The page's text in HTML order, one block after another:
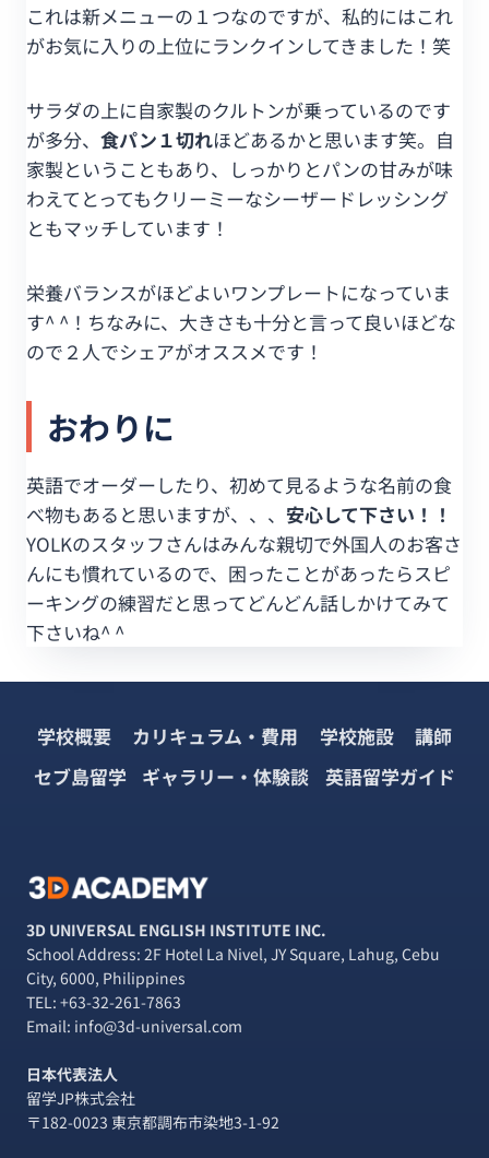
これは新メニューの１つなのですが、私的にはこれ
がお気に入りの上位にランクインしてきました！笑
サラダの上に自家製のクルトンが乗っているのです
が多分、 食パン１切れほどあるかと思います笑。自
家製ということもあり、しっかりとパンの甘みが味
わえてとってもクリーミーなシーザードレッシング
ともマッチしています！
栄養バランスがほどよいワンプレートになっていま
す^ ^！ちなみに、大きさも十分と言って良いほどな
ので２人でシェアがオススメです！
おわりに
英語でオーダーしたり、初めて見るような名前の食
べ物もあると思いますが、、、 安心して下さい！！
YOLKのスタッフさんはみんな親切で外国人のお客さ
んにも慣れているので、困ったことがあったらスピ
ーキングの練習だと思ってどんどん話しかけてみて
下さいね^ ^
学校概要 カリキュラム・費用 学校施設
講師
セブ島留学 ギャラリー・体験談 英語留学ガイド
3D UNIVERSAL ENGLISH INSTITUTE INC.
School Address: 2F Hotel La Nivel, JY Square, Lahug, Cebu
City, 6000, Philippines
TEL: +63-32-261-7863
Email: info@3d-universal.com
日本代表法人
留学JP株式会社
〒182-0023 東京都調布市染地3-1-92